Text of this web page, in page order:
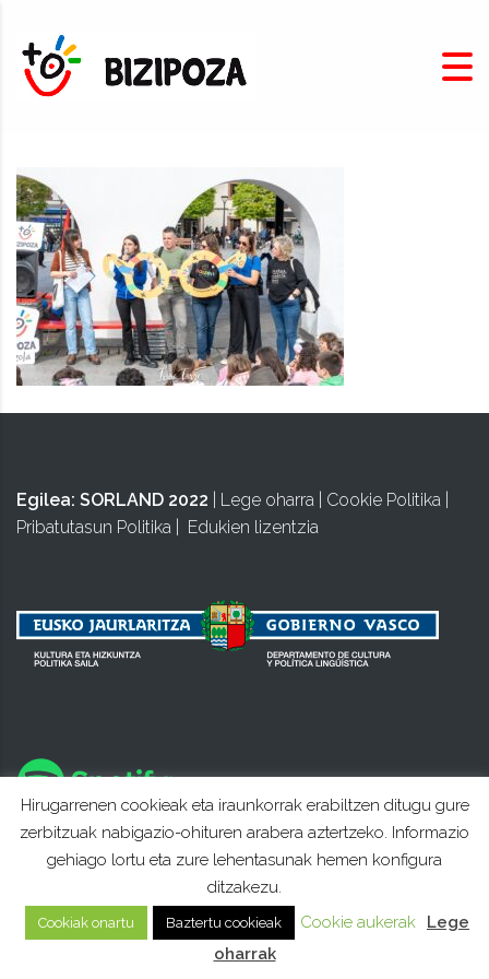
Egilea: SORLAND 2022 Lege oharra Cookie Politika
Pribatutasun Politika
Edukien lizentzia
Hirugarrenen cookieak eta iraunkorrak erabiltzen ditugu gure
zerbitzuak nabigazio-ohituren arabera aztertzeko. Informazio
gehiago lortu eta zure lehentasunak hemen konfigura
ditzakezu.
Cookiak onartu Baztertu cookieak Cookie aukerak
Lege
oharrak